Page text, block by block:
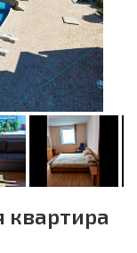
квартира